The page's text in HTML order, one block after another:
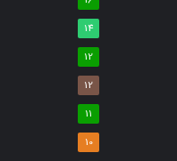
14
12
12
11
10